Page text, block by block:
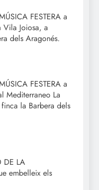
FESTERA a
Vila Joiosa, a
dels Aragonés.
FESTERA a
Mediterraneo La
la Barbera dels
DE LA
embelleix els